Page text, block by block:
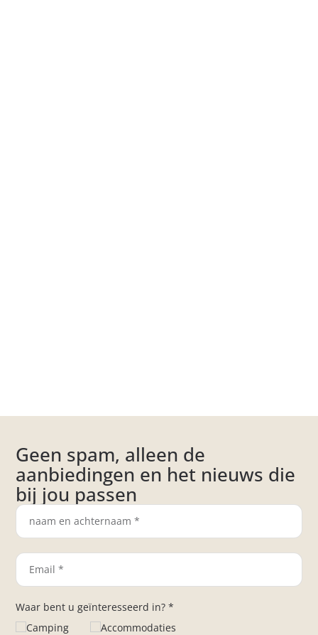
Geen spam, alleen de
aanbiedingen en het nieuws die
bij jou passen
Waar bent u geïnteresseerd in? *
Camping
Accommodaties